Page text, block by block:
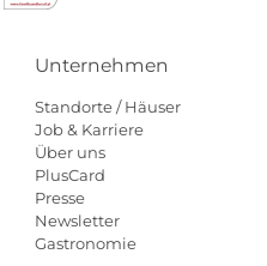
Unternehmen
Standorte / Häuser
Job & Karriere
Über uns
PlusCard
Presse
Newsletter
Gastronomie